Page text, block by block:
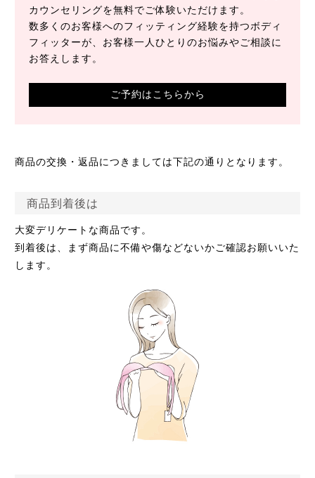
カウンセリングを無料でご体験いただけます。
数多くのお客様へのフィッティング経験を持つボディ
フィッターが、お客様一人ひとりのお悩みやご相談に
お答えします。
ご予約はこちらから
商品の交換・返品につきましては下記の通りとなります。
商品到着後は
大変デリケートな商品です。
到着後は、まず商品に不備や傷などないかご確認お願いいた
します。